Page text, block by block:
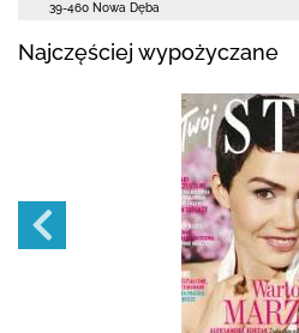
39-460 Nowa Dęba
Najczęściej wypożyczane